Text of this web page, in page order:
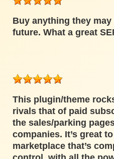
Buy anything they
future. What a great
This plugin/theme
rivals that of paid
the sales/parking
companies. It’s great
marketplace that’s